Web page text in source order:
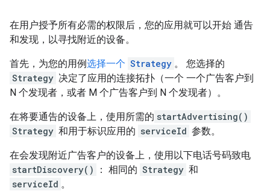
在用户授予所有必需的权限后，您的应用就可以开始 通告
和发现，以寻找附近的设备。
首先，为您的用例选择一个 Strategy 。 您选择的
Strategy 决定了应用的连接拓扑（一个 一个广告客户到
N 个发现者，或者 M 个广告客户到 N 个发现者）。
在将要通告的设备上，使用所需的 startAdvertising()
Strategy 和用于标识应用的 serviceId 参数。
在会发现附近广告客户的设备上，使用以下电话号码致电
startDiscovery()
： 相同的 Strategy 和
serviceId 。